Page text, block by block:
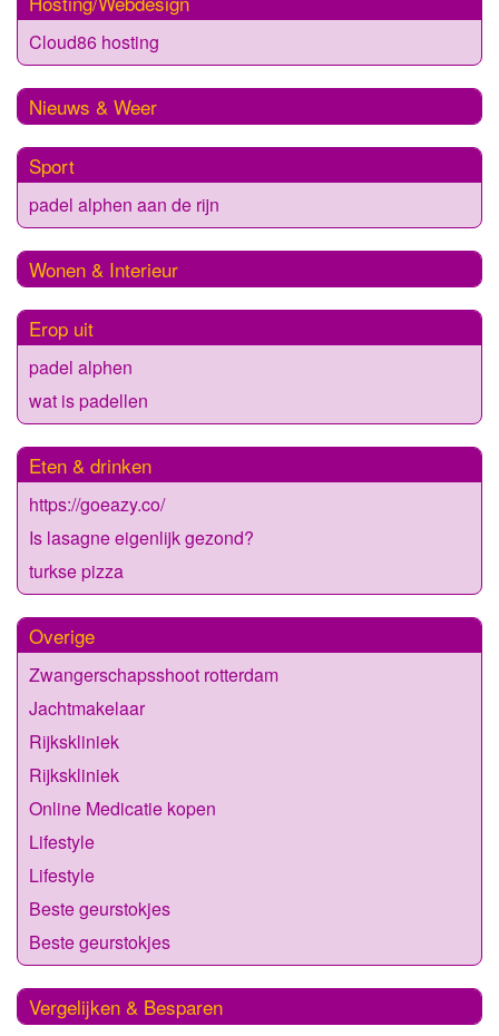
Cloud86 hosting
Nieuws & Weer
Sport
padel alphen aan de rijn
Wonen & Interieur
Erop uit
padel alphen
wat is padellen
Eten & drinken
https://goeazy.co/
Is lasagne eigenlijk gezond?
turkse pizza
Overige
Zwangerschapsshoot rotterdam
Jachtmakelaar
Rijkskliniek
Rijkskliniek
Online Medicatie kopen
Lifestyle
Lifestyle
Beste geurstokjes
Beste geurstokjes
Vergelijken & Besparen